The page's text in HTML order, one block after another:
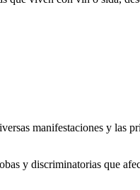
manifestaciones y las
y discriminatorias que